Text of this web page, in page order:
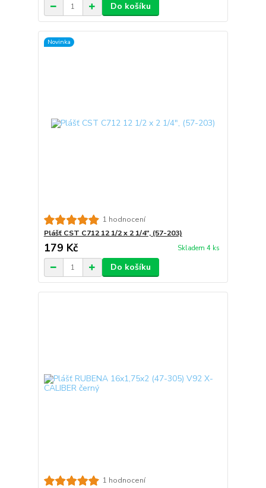
Do košíku
Novinka
1 hodnocení
Plášť CST C712 12 1/2 x 2 1/4", (57-203)
179 Kč Skladem 4 ks
Do košíku
1 hodnocení